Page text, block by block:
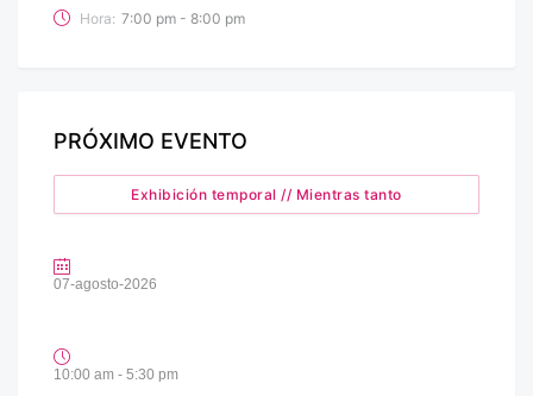
Hora: 7:00 pm - 8:00 pm
PRÓXIMO EVENTO
Exhibición temporal // Mientras tanto
07-agosto-2026
10:00 am - 5:30 pm